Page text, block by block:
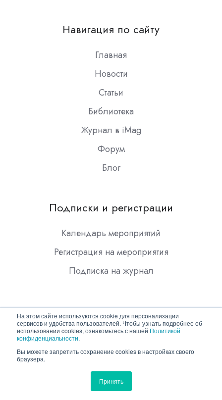
На этом сайте используются cookie для персонализации
сервисов и удобства пользователей. Чтобы узнать подробнее об
использовании cookies, ознакомьтесь с нашей Политикой
конфиденциальности.
Вы можете запретить сохранение cookies в настройках своего
браузера.
Принять
Slack
Навигация по сайту
Главная
Новости
Статьи
Библиотека
Журнал в iMag
Форум
Блог
Подписки и регистрации
Календарь мероприятий
Регистрация на мероприятия
Подписка на журнал
Copyright © 2026 ООО "Гротек"
Политика конфиденциальности